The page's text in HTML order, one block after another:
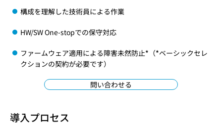
構成を理解した技術員による作業
HW/SW One-stopでの保守対応
ファームウェア適用による障害未然防止* （*ベーシックセレ
クションの契約が必要です）
問い合わせる
導入プロセス